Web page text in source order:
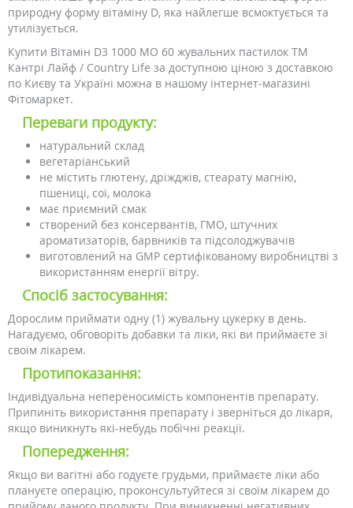
природну форму вітаміну D, яка найлегше всмоктується та
утилізується.
Купити Вітамін D3 1000 МО 60 жувальних пастилок ТМ
Кантрі Лайф / Country Life за доступною ціною з доставкою
по Києву та Україні можна в нашому інтернет-магазині
Фітомаркет.
Переваги продукту:
натуральний склад
вегетаріанський
не містить глютену, дріжджів, стеарату магнію,
пшениці, сої, молока
має приємний смак
створений без консервантів, ГМО, штучних
ароматизаторів, барвників та підсолоджувачів
виготовлений на GMP сертифікованому виробництві з
використанням енергії вітру.
Спосіб застосування:
Дорослим приймати одну (1) жувальну цукерку в день.
Нагадуємо, обговоріть добавки та ліки, які ви приймаєте зі
своїм лікарем.
Протипоказання:
Індивідуальна непереносимість компонентів препарату.
Припиніть використання препарату і зверніться до лікаря,
якщо виникнуть які-небудь побічні реакції.
Попередження:
Якщо ви вагітні або годуєте грудьми, приймаєте ліки або
плануєте операцію, проконсультуйтеся зі своїм лікарем до